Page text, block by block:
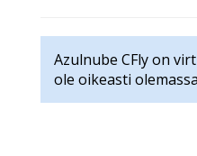
Azulnube CFly on
ole oikeasti